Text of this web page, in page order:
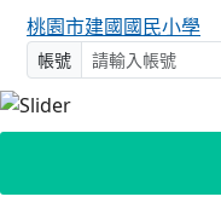
桃園市建國國民小學
帳號